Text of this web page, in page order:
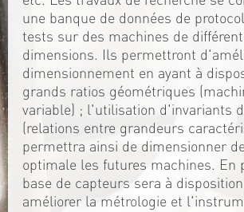
une banque de données de
tests sur des machines de
dimensions. Ils permettront
dimensionnement en ayant à
grands ratios géométriques
variable) ; l'utilisation d'invariants
(relations entre grandeurs
permettra ainsi de dimensionner
optimale les futures machines. En
base de capteurs sera à
améliorer la métrologie et